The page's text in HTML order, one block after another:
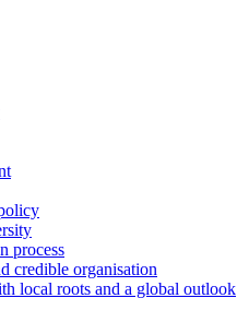
process
credible organisation
local roots and a global outlook